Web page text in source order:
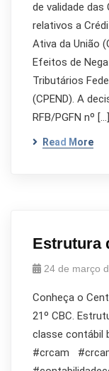
de validade
relativos a
Ativa da União
Efeitos de
Tributários
(CPEND). A
RFB/PGFN nº […]
Read More
Estrutura
24 de março
Conheça o
21º CBC.
classe contábil
#crcam